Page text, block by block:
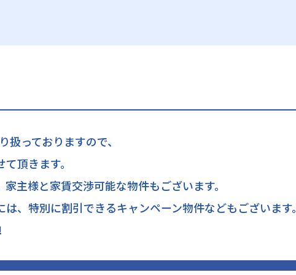
っておりますので、
頂きます。
主様と家賃交渉可能な物件もございます。
、特別に割引できるキャンペーン物件などもございます。